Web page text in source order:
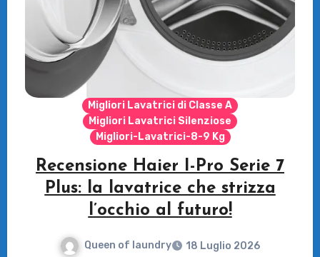
Migliori Lavatrici di Classe A
Migliori Lavatrici Silenziose
Migliori-Lavatrici-8-9 Kg
Recensione Haier I-Pro Serie 7
Plus: la lavatrice che strizza
l’occhio al futuro!
Queen of laundry
18 Luglio 2026